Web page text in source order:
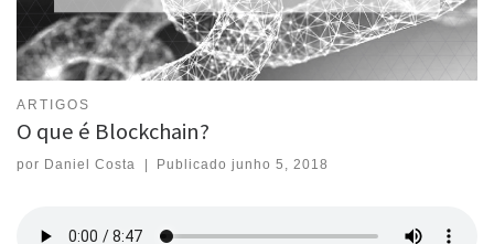
ARTIGOS
O que é Blockchain?
por Daniel Costa Publicadojunho 5, 2018